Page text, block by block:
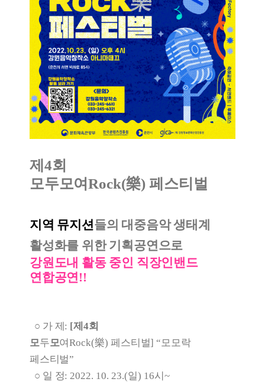
제4회
모두모여Rock(樂) 페스티벌
지역 뮤지션들의 대중음악 생태계
활성화를 위한 기획공연으로
강원도내 활동 중인 직장인밴드
연합공연!!
○ 가 제: [제4회
모두모여Rock(樂)페스티벌] “ 모모락
페스티벌”
○ 일 정: 2022. 10. 23.(일) 16시~